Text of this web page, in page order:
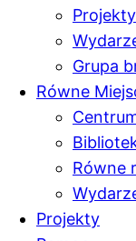
Projekty
Grupa
Równe
Równe
Projekty